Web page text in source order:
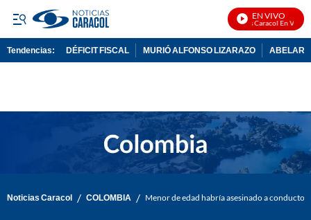
EN VIVO
Noticias Caracol En Vivo
Tendencias: DÉFICIT FISCAL MURIÓ ALFONSO LIZARAZO
Noticias Caracol / COLOMBIA / Menor de edad habría asesinado a